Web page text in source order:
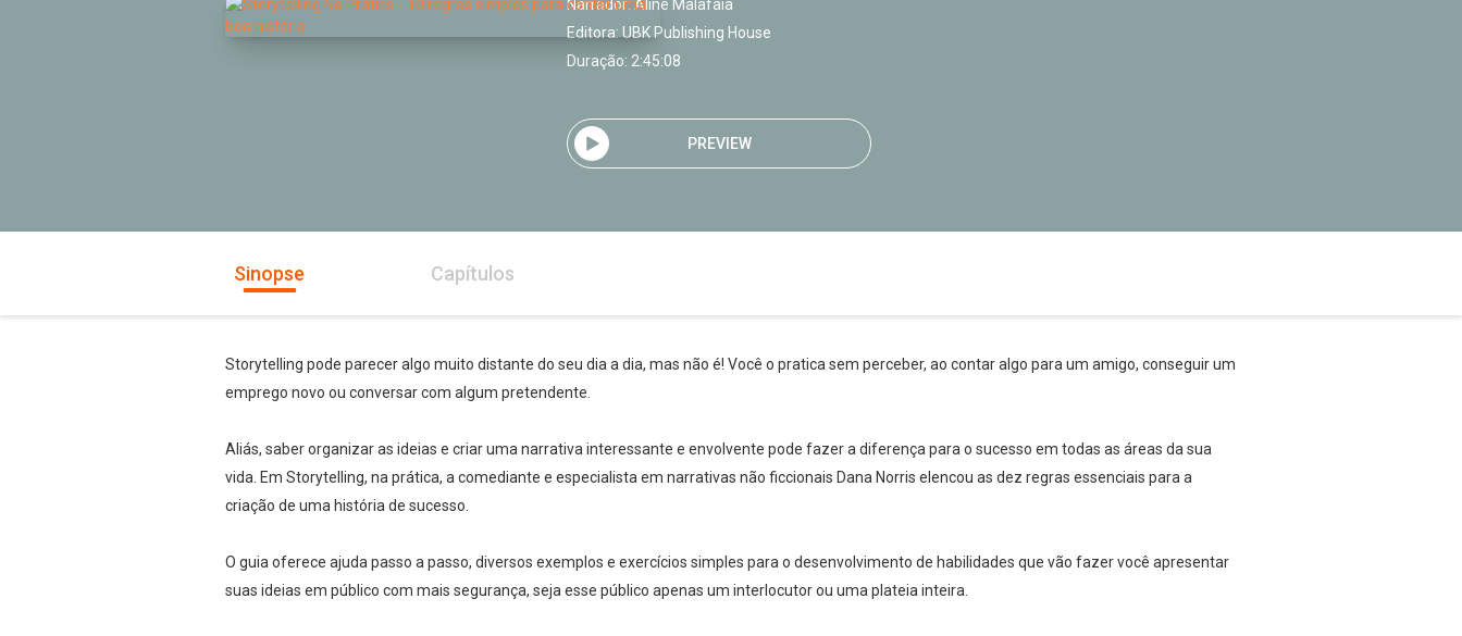
Narrador:Aline Malafaia
Editora: UBK Publishing House
Duração: 2:45:08
PREVIEW
Sinopse Capítulos
Storytelling pode parecer algo muito distante do seu dia a dia, mas não é! Você o pratica sem perceber, ao contar algo para um amigo, conseguir um
emprego novo ou conversar com algum pretendente.
Aliás, saber organizar as ideias e criar uma narrativa interessante e envolvente pode fazer a diferença para o sucesso em todas as áreas da sua
vida. Em Storytelling, na prática, a comediante e especialista em narrativas não ficcionais Dana Norris elencou as dez regras essenciais para a
criação de uma história de sucesso.
O guia oferece ajuda passo a passo, diversos exemplos e exercícios simples para o desenvolvimento de habilidades que vão fazer você apresentar
suas ideias em público com mais segurança, seja esse público apenas um interlocutor ou uma plateia inteira.
Whatsapp Facebook Twitter E-mail